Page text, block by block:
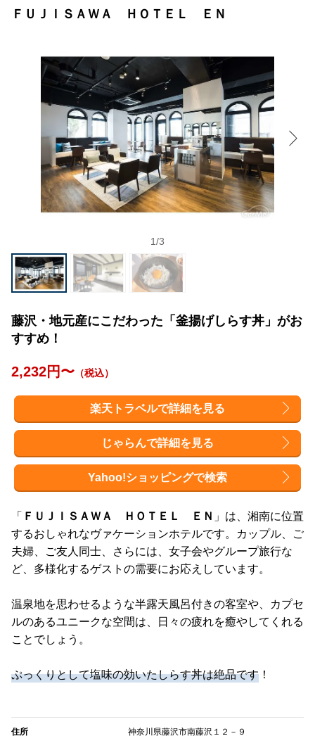
ＦＵＪＩＳＡＷＡ ＨＯＴＥＬ ＥＮ
1/3
藤沢・地元産にこだわった「釜揚げしらす丼」がお
すすめ！
2,232円〜 （税込）
楽天トラベルで詳細を見る
じゃらんで詳細を見る
Yahoo!ショッピングで検索
「 ＦＵＪＩＳＡＷＡ ＨＯＴＥＬ ＥＮ 」は、湘南に位置
するおしゃれなヴァケーションホテルです。カップル、ご
夫婦、ご友人同士、さらには、女子会やグループ旅行な
ど、多様化するゲストの需要にお応えしています。
温泉地を思わせるような半露天風呂付きの客室や、カプセ
ルのあるユニークな空間は、日々の疲れを癒やしてくれる
ことでしょう。
ぷっくりとして塩味の効いたしらす丼は絶品です ！
住所 神奈川県藤沢市南藤沢１２－９